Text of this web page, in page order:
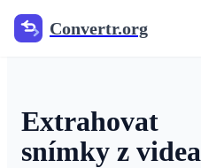
Convertr.org
Extrahovat
snímky z videa